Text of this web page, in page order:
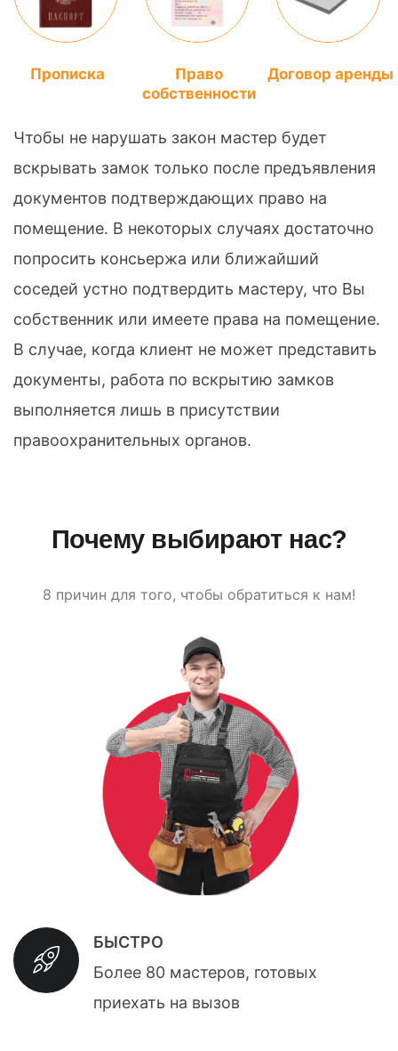
Прописка
Право
собственности
Договор аренды
Чтобы не нарушать закон мастер будет
вскрывать замок только после предъявления
документов подтверждающих право на
помещение. В некоторых случаях достаточно
попросить консьержа или ближайший
соседей устно подтвердить мастеру, что Вы
собственник или имеете права на помещение.
В случае, когда клиент не может представить
документы, работа по вскрытию замков
выполняется лишь в присутствии
правоохранительных органов.
Почему выбирают нас?
8 причин для того, чтобы обратиться к нам!
БЫСТРО
Более 80 мастеров, готовых
приехать на вызов